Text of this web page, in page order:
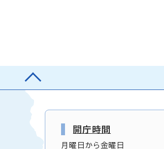
開庁時間
月曜日から金曜日